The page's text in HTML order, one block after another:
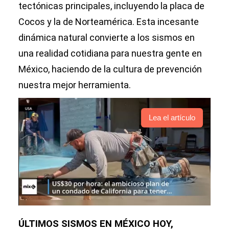
tectónicas principales, incluyendo la placa de
Cocos y la de Norteamérica. Esta incesante
dinámica natural convierte a los sismos en
una realidad cotidiana para nuestra gente en
México, haciendo de la cultura de prevención
nuestra mejor herramienta.
Lea el artículo
ÚLTIMOS SISMOS EN MÉXICO HOY,